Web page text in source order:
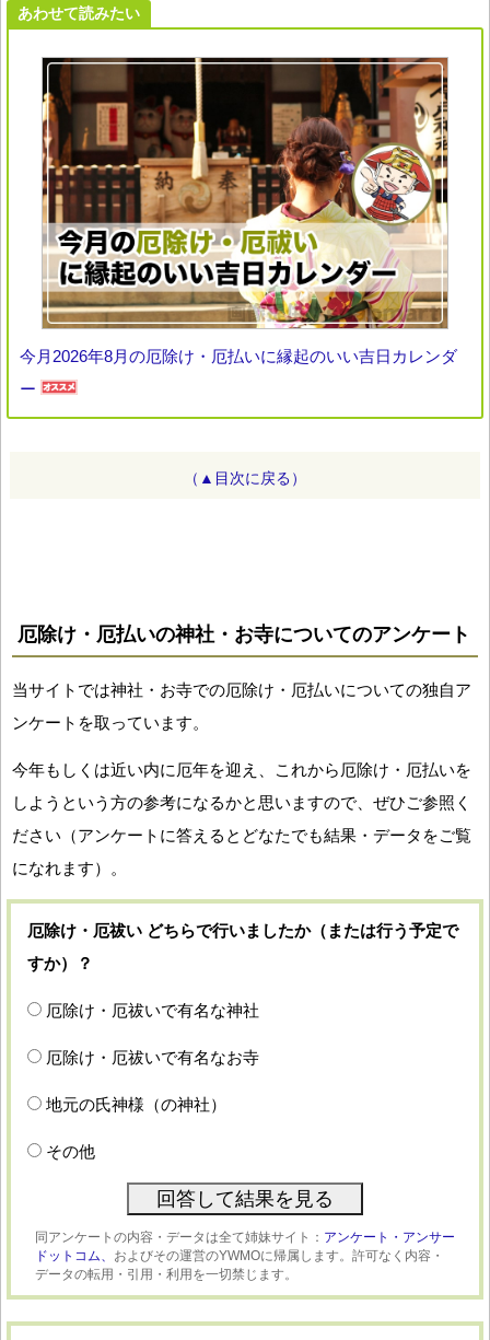
あわせて読みたい
今月2026年8月の厄除け・厄払いに縁起のいい吉日カレンダ
ー
（▲目次に戻る）
厄除け・厄払いの神社・お寺についてのアンケート
当サイトでは神社・お寺での厄除け・厄払いについての独自ア
ンケートを取っています。
今年もしくは近い内に厄年を迎え、これから厄除け・厄払いを
しようという方の参考になるかと思いますので、ぜひご参照く
ださい（アンケートに答えるとどなたでも結果・データをご覧
になれます）。
厄除け・厄祓い どちらで行いましたか（または行う予定で
すか）？
厄除け・厄祓いで有名な神社
厄除け・厄祓いで有名なお寺
地元の氏神様（の神社）
その他
同アンケートの内容・データは全て姉妹サイト： アンケート・アンサー
ドットコム、 およびその運営のYWMOに帰属します。許可なく内容・
データの転用・引用・利用を一切禁じます。